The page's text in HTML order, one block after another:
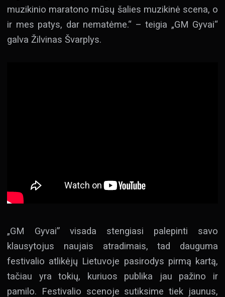
muzikinio maratono mūsų šalies muzikinė scena, o
ir mes patys, dar nematėme.“ – teigia „GM Gyvai“
galva Žilvinas Švarplys.
„GM Gyvai” visada stengiasi palepinti savo
klausytojus naujais atradimais, tad dauguma
festivalio atlikėjų Lietuvoje pasirodys pirmą kartą,
tačiau yra tokių, kuriuos publika jau pažino ir
pamilo. Festivalio scenoje sutiksime tiek jaunus,